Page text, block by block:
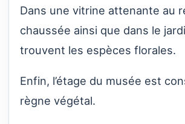
Dans une vitrine attenante au
chaussée ainsi que dans le
trouvent les espèces florales.
Enfin, l’étage du musée est
règne végétal.